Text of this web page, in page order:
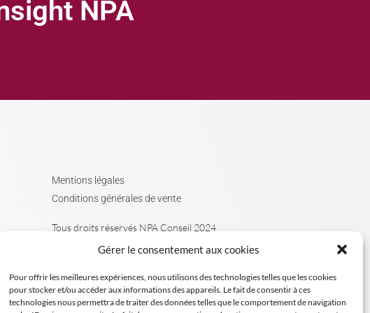
Gérer le consentement aux cookies
Pour offrir les meilleures expériences, nous utilisons des technologies telles que les cookies
pour stocker et/ou accéder aux informations des appareils. Le fait de consentir à ces
technologies nous permettra de traiter des données telles que le comportement de navigation
NPA
Mentions légales
Conditions générales de vente
Tous droits réservés NPA Conseil 2024